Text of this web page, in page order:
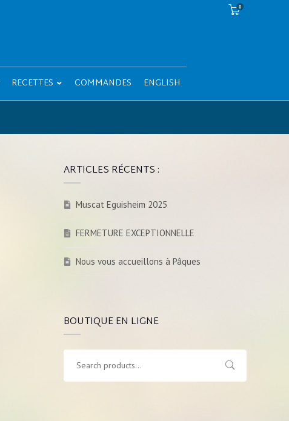
0
RECETTES COMMANDES ENGLISH
ARTICLES RÉCENTS :
Muscat Eguisheim 2025
FERMETURE EXCEPTIONNELLE
Nous vous accueillons à Pâques
BOUTIQUE EN LIGNE